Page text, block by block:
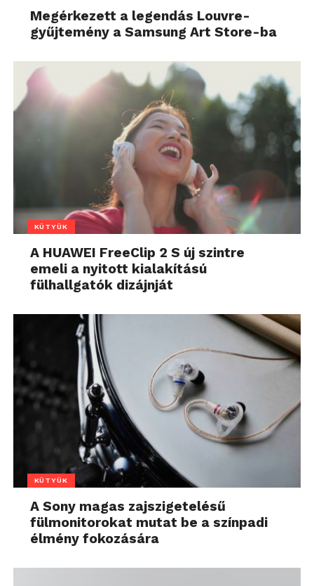
Megérkezett a legendás Louvre-
gyűjtemény a Samsung Art Store-ba
KÜTYÜK
A HUAWEI FreeClip 2 S új szintre
emeli a nyitott kialakítású
fülhallgatók dizájnját
KÜTYÜK
A Sony magas zajszigetelésű
fülmonitorokat mutat be a színpadi
élmény fokozására